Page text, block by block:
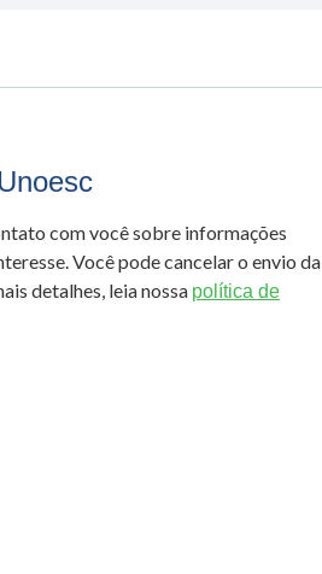
com você sobre informações
Você pode cancelar o envio da
detalhes, leia nossa política de